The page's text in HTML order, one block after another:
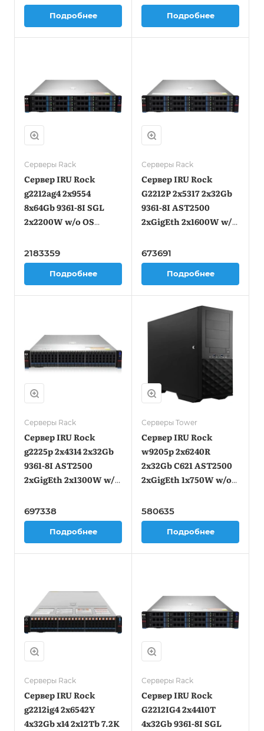
Подробнее Подробнее
Серверы Rack
Сервер IRU Rock
g2212ag4 2x9554
8x64Gb 9361-8I SGL
2x2200W w/o OS
2183359
Подробнее
Серверы Rack
Сервер IRU Rock
G2212P 2x5317 2x32Gb
9361-8I AST2500
2xGigEth 2x1600W w/o
673691
Подробнее
Серверы Rack
Сервер IRU Rock
g2225p 2x4314 2x32Gb
9361-8I AST2500
2xGigEth 2x1300W w/o
697338
Подробнее
Серверы Tower
Сервер IRU Rock
w9205p 2x6240R
2x32Gb С621 AST2500
2xGigEth 1x750W w/o
580635
Подробнее
Серверы Rack
Сервер IRU Rock
g2212ig4 2x6542Y
4x32Gb x14 2x12Tb 7.2K
Серверы Rack
Сервер IRU Rock
G2212IG4 2x4410T
4x32Gb 9361-8I SGL